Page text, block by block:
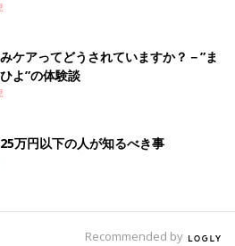
ケアってどうされていますか？－”ま
よ”の体験談
万円以下の人が知るべき事
Recommended by